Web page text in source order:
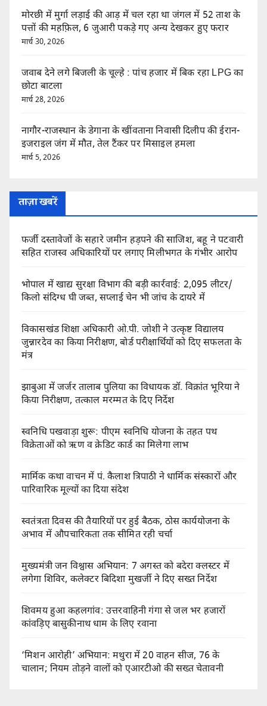
मोरछी में मुर्गा लड़ाई की आड़ में चल रहा था जंगल में 52 ताश के
पत्तों की महफ़िल, 6 जुआरी पकड़े गए अन्य देखकर हुए फरार
मार्च 30, 2026
जवाब देने लगे बिजली के चूल्हे : पांच हजार में बिक रहा LPG का
छोटा बाटला
मार्च 28, 2026
नागौर-राजस्थान के डेगाना के खींवताना निवासी दिलीप की ईरान-
इजराइल जंग में मौत, तेल टैंकर पर मिसाइल हमला
मार्च 5, 2026
ताज़ा खबरें
फर्जी दस्तावेजों के सहारे जमीन हड़पने की साजिश, बहू ने पटवारी
सहित राजस्व अधिकारियों पर लगाए मिलीभगत के गंभीर आरोप
भोपाल में खाद्य सुरक्षा विभाग की बड़ी कार्रवाई: 2,095 लीटर/
किलो संदिग्ध घी जब्त, सप्लाई चेन भी जांच के दायरे में
विकासखंड शिक्षा अधिकारी ओ.पी. जोशी ने उत्कृष्ट विद्यालय
जुन्नारदेव का किया निरीक्षण, बोर्ड परीक्षार्थियों को दिए सफलता के
मंत्र
झाबुआ में जर्जर तालाब पुलिया का विधायक डॉ. विक्रांत भूरिया ने
किया निरीक्षण, तत्काल मरम्मत के दिए निर्देश
स्वनिधि पखवाड़ा शुरू: पीएम स्वनिधि योजना के तहत पथ
विक्रेताओं को ऋण व क्रेडिट कार्ड का मिलेगा लाभ
मार्मिक कथा वाचन में पं. कैलाश त्रिपाठी ने धार्मिक संस्कारों और
पारिवारिक मूल्यों का दिया संदेश
स्वतंत्रता दिवस की तैयारियों पर हुई बैठक, ठोस कार्ययोजना के
अभाव में औपचारिकता तक सीमित रही चर्चा
मुख्यमंत्री जन विश्वास अभियान: 7 अगस्त को बदेरा क्लस्टर में
लगेगा शिविर, कलेक्टर बिदिशा मुखर्जी ने दिए सख्त निर्देश
शिवमय हुआ कहलगांव: उत्तरवाहिनी गंगा से जल भर हजारों
कांवड़िए बासुकीनाथ धाम के लिए रवाना
‘मिशन आरोही’ अभियान: मथुरा में 20 वाहन सीज, 76 के
चालान; नियम तोड़ने वालों को एआरटीओ की सख्त चेतावनी